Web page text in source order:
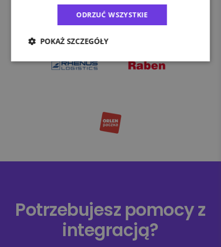
Potrzebujesz pomocy z
integracją?
ODRZUĆ WSZYSTKIE
POKAŻ SZCZEGÓŁY